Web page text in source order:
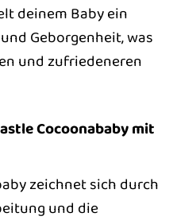
deinem Baby ein
Geborgenheit, was
und zufriedeneren
Cocoonababy mit
zeichnet sich durch
und die